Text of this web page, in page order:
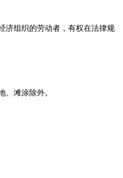
组织的劳动者，有权在法律规
滩涂除外。